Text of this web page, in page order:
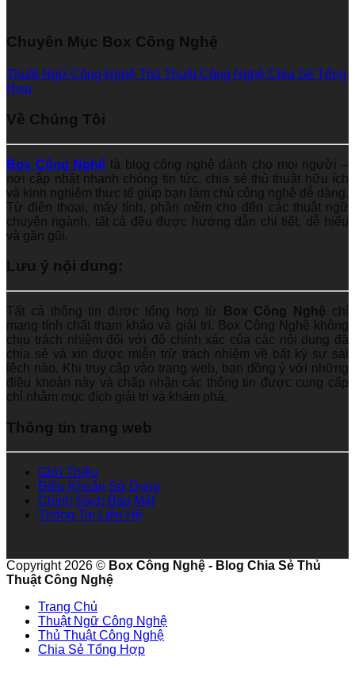
Chuyên Mục Box Công Nghệ
Thuật Ngữ Công Nghệ Thủ Thuật Công Nghệ Chia Sẻ Tổng
Hợp
Về Chúng Tôi
Box Công Nghệ là blog công nghệ dành cho mọi người –
nơi cập nhật nhanh chóng tin tức, chia sẻ thủ thuật hữu ích
và kinh nghiệm thực tế giúp bạn làm chủ công nghệ dễ dàng.
Từ điện thoại, máy tính, phần mềm cho đến các thuật ngữ
chuyên ngành, tất cả đều được hướng dẫn chi tiết, dễ hiểu
và gần gũi.
Lưu ý nội dung:
Tất cả thông tin được tổng hợp từ Box Công Nghệ chỉ
mang tính chất tham khảo và giải trí. Box Công Nghệ không
chịu trách nhiệm đối với độ chính xác của các nội dung đã
chia sẻ và xin được miễn trừ trách nhiệm về bất kỳ sự sai
lệch nào. Khi truy cập vào trang web, bạn đồng ý với những
điều khoản này và chấp nhận các thông tin được cung cấp
chỉ nhằm mục đích giải trí và khám phá.
Thông tin trang web
Giới Thiệu
Điều Khoản Sử Dụng
Chính Sách Bảo Mật
Thông Tin Liên Hệ
Copyright 2026 © Box Công Nghệ - Blog Chia Sẻ Thủ
Thuật Công Nghệ
Trang Chủ
Thuật Ngữ Công Nghệ
Thủ Thuật Công Nghệ
Chia Sẻ Tổng Hợp